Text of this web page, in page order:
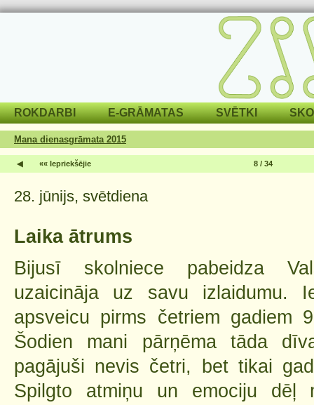
ROKDARBI E-GRĀMATAS SVĒTKI
Mana dienasgrāmata 2015
◀ «« Iepriekšējie 8 / 34
28. jūnijs, svētdiena
Laika ātrums
Bijusī skolniece pabeidza
uzaicināja uz savu izlaidumu.
apsveicu pirms četriem gadiem
Šodien mani pārņēma tāda
pagājuši nevis četri, bet tikai
Spilgto atmiņu un emociju dēļ